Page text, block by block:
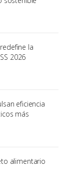
la
2026
eficiencia
más
alimentario